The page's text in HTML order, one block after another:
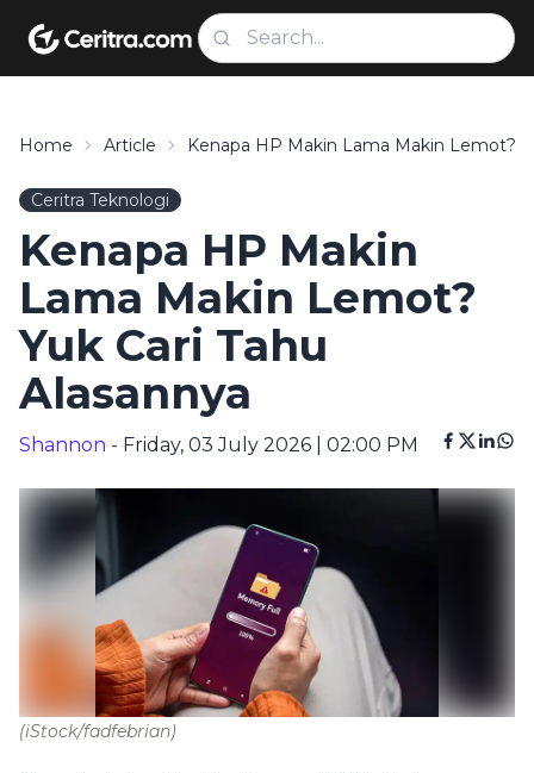
Home Article Kenapa HP Makin Lama Makin Lemot?
Ceritra Teknologi
Kenapa HP Makin
Lama Makin Lemot?
Yuk Cari Tahu
Alasannya
Shannon - Friday, 03 July 2026 | 02:00 PM
(iStock/fadfebrian)